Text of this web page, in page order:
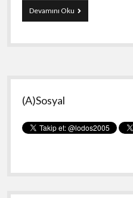
Devamını OkuHer
Dilde
Seviyorum
Yan
Menü
(A)Sosyal